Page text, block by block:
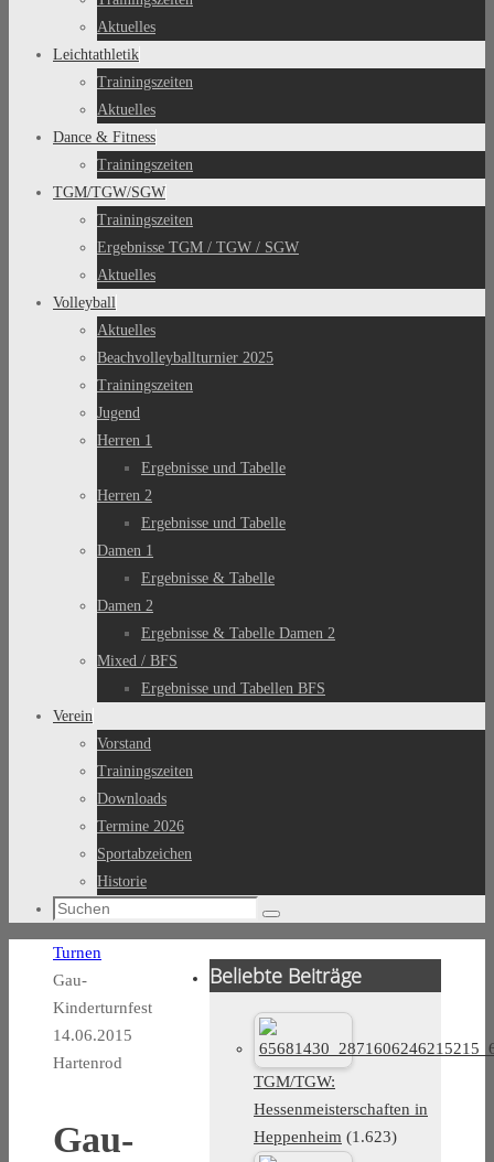
Aktuelles
Leichtathletik
Trainingszeiten
Aktuelles
Dance & Fitness
Trainingszeiten
TGM/TGW/SGW
Trainingszeiten
Ergebnisse TGM / TGW / SGW
Aktuelles
Volleyball
Aktuelles
Beachvolleyballturnier 2025
Trainingszeiten
Jugend
Herren 1
Ergebnisse und Tabelle
Herren 2
Ergebnisse und Tabelle
Damen 1
Ergebnisse & Tabelle
Damen 2
Ergebnisse & Tabelle Damen 2
Mixed / BFS
Ergebnisse und Tabellen BFS
Verein
Vorstand
Trainingszeiten
Downloads
Termine 2026
Sportabzeichen
Historie
Suchen
Suchen
Start
Turnen
Gau-
Kinderturnfest
14.06.2015
Hartenrod
Gau-
Beliebte Beiträge
TGM/TGW:
Hessenmeisterschaften in
Heppenheim (1.623)